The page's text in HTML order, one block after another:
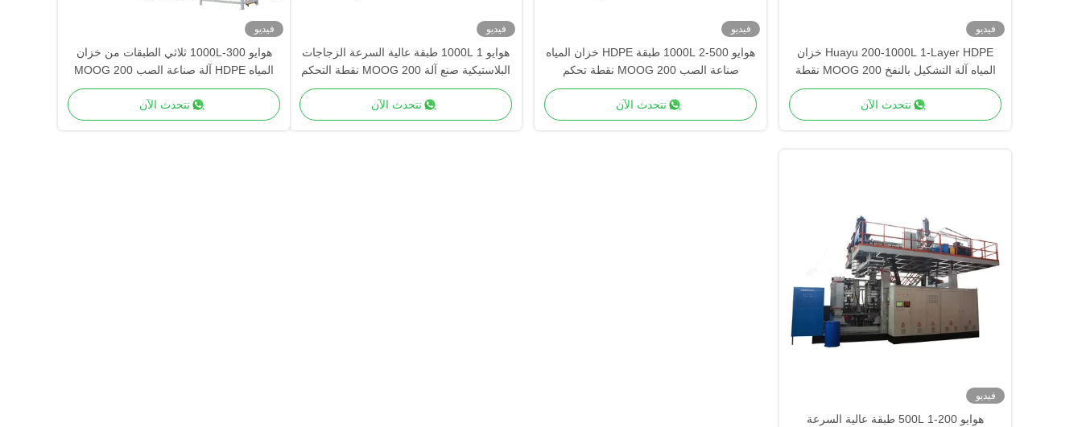
فيديو
Huayu 200-1000L 1-Layer HDPE خزان
المياه آلة التشكيل بالنفخ MOOG 200 نقطة
تحكم إنتاج عالي السرعة
نتحدث الآن
فيديو
هوايو 500-1000L 2 طبقة HDPE خزان المياه
صناعة الصب MOOG 200 نقطة تحكم
باريسون للإنتاج الصناعي
نتحدث الآن
فيديو
هوايو 1000L 1 طبقة عالية السرعة الزجاجات
البلاستيكية صنع آلة MOOG 200 نقطة التحكم
للإنتاج التحول السريع
نتحدث الآن
فيديو
هوايو 300-1000L ثلاثي الطبقات من خزان
المياه HDPE آلة صناعة الصب MOOG 200
نقطة للتحكم في التخزين الدائم
نتحدث الآن
فيديو
هوايو 200-500L 1 طبقة عالية السرعة